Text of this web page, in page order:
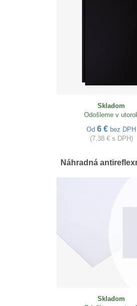
Skladom
Odošleme v
Od 6 € bez DPH
(7,38 € s DPH)
Náhradná
Skladom